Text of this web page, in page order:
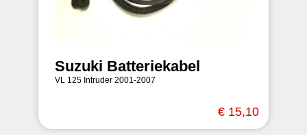
Suzuki Batteriekabel
VL 125 Intruder 2001-2007
€ 15,10